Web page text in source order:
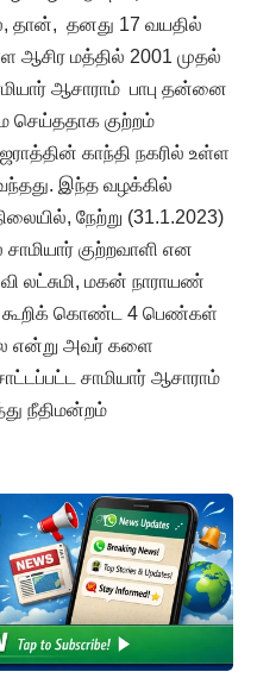
தான், தனது 17 வயதில்
ஆசிர மத்தில் 2001 முதல்
ஆசாராம் பாபு தன்னை
செய்ததாக குற்றம்
காந்தி நகரில் உள்ள
வந்தது. இந்த வழக்கில்
நேற்று (31.1.2023)
சாமியார் குற்றவாளி என
லட்சுமி, மகன் நாராயண்
கூறிக் கொண்ட 4 பெண்கள்
என்று அவர் களை
சாமியார் ஆசாராம்
நீதிமன்றம்